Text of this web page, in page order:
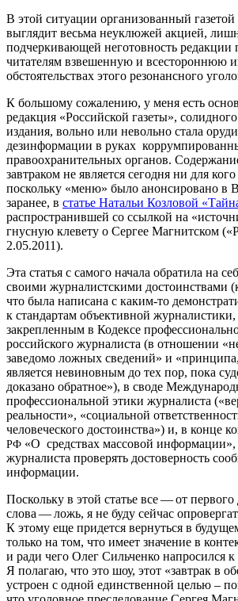
В этой ситуации организованный газетой
выглядит весьма неуклюжей акцией,
подчеркивающей неготовность редакции
читателям взвешенную и всестороннюю
обстоятельствах этого резонансного
К большому сожалению, у меня есть
редакция «Российской газеты»,
издания, вольно или невольно стала
дезинформации в руках
правоохранительных органов.
завтраком не является сегодня ни для
поскольку «меню» было анонсировано в
заранее, в статье Натальи Козловой
распространившей со ссылкой на
гнусную клевету о Сергее Магнитском
2.05.2011).
Эта статья с самого начала обратила на
своими журналистскими достоинствами
что была написана с каким-то
к стандартам объективной
закрепленным в Кодексе
российского журналиста (в отношении
заведомо ложных сведений» и
является невиновным до тех пор, пока
доказано обратное»), в своде
профессиональной этики журналиста
реальности», «социальной
человеческого достоинства») и, в конце
РФ «О средствах массовой
журналиста проверять достоверность
информации.
Поскольку в этой статье все — от первого
слова — ложь, я не буду сейчас
К этому еще придется вернуться в
только на том, что имеет значение в
и ради чего Олег Сильченко напросился к
Я полагаю, что это шоу, этот «завтрак в
устроен с одной единственной целью –